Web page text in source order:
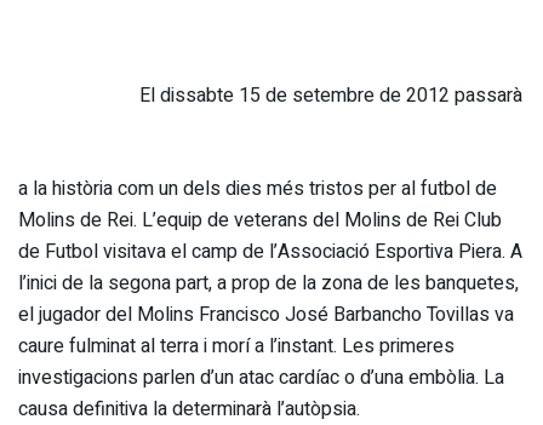
El dissabte 15 de setembre de 2012 passarà
a la història com un dels dies més tristos per al futbol de
Molins de Rei. L’equip de veterans del Molins de Rei Club
de Futbol visitava el camp de l’Associació Esportiva Piera. A
l’inici de la segona part, a prop de la zona de les banquetes,
el jugador del Molins Francisco José Barbancho Tovillas va
caure fulminat al terra i morí a l’instant. Les primeres
investigacions parlen d’un atac cardíac o d’una embòlia. La
causa definitiva la determinarà l’autòpsia.